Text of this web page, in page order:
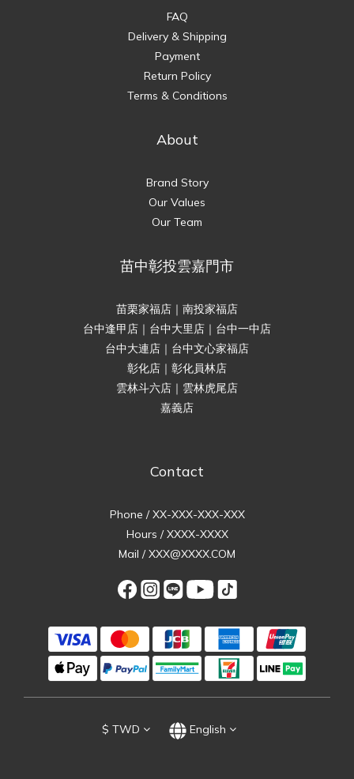
FAQ
Delivery & Shipping
Payment
Return Policy
Terms & Conditions
About
Brand Story
Our Values
Our Team
苗中彰投雲嘉門市
苗栗家福店｜南投家福店
台中逢甲店｜台中大里店｜台中一中店
台中大連店｜台中文心家福店
彰化店｜彰化員林店
雲林斗六店｜雲林虎尾店
嘉義店
Contact
Phone / XX-XXX-XXX-XXX
Hours / XXXX-XXXX
Mail / XXX@XXXX.COM
$ TWD English